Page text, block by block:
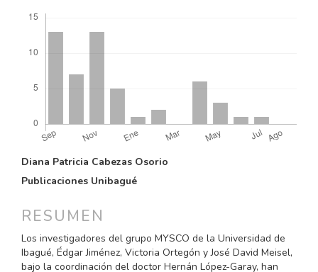
CONTENIDO
PRINCIPAL
ARTÍCULO
Diana Patricia Cabezas Osorio
Publicaciones Unibagué
RESUMEN
Los investigadores del grupo MYSCO de la Universidad de
Ibagué, Édgar Jiménez, Victoria Ortegón y José David Meisel,
bajo la coordinación del doctor Hernán López-Garay, han